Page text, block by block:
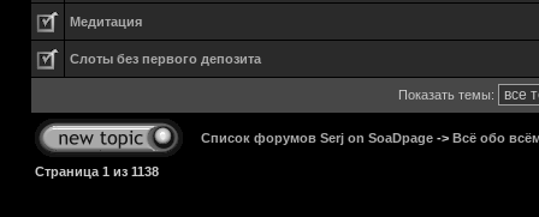
Медитация
Слоты без первого депозита
Показать темы:
Список форумов Serj on SoaDpage -> Всё обо
Страница 1 из 1138